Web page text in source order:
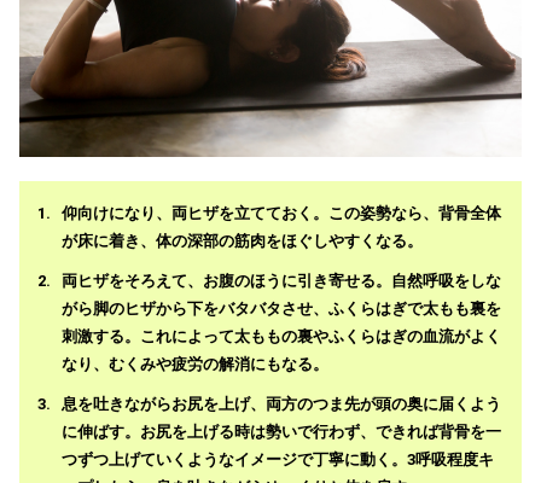
仰向けになり、両ヒザを立てておく。この姿勢なら、背骨全体
が床に着き、体の深部の筋肉をほぐしやすくなる。
両ヒザをそろえて、お腹のほうに引き寄せる。自然呼吸をしな
がら脚のヒザから下をバタバタさせ、ふくらはぎで太もも裏を
刺激する。これによって太ももの裏やふくらはぎの血流がよく
なり、むくみや疲労の解消にもなる。
息を吐きながらお尻を上げ、両方のつま先が頭の奥に届くよう
に伸ばす。お尻を上げる時は勢いで行わず、できれば背骨を一
つずつ上げていくようなイメージで丁寧に動く。3呼吸程度キ